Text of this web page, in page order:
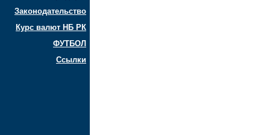
Законодательство
Курс валют НБ РК
ФУТБОЛ
Ссылки